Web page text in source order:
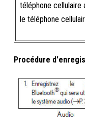
téléphone cellulaire
le téléphone
Procédure